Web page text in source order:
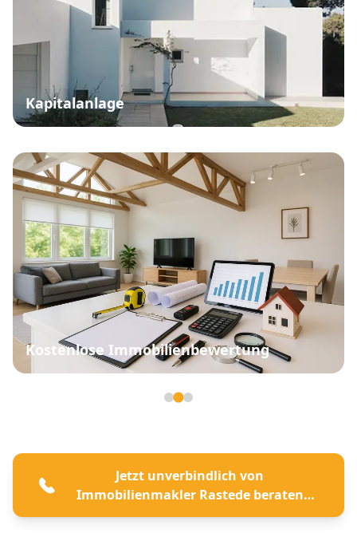
Kapitalanlage
Kostenlose Immobilienbewertung
Jetzt unverbindlich von
Immobilienmakler Rastede beraten
lassen